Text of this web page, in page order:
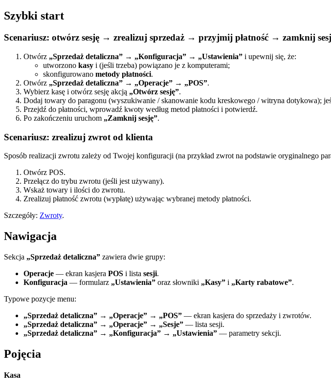
Szybki start
Scenariusz: otwórz sesję → zrealizuj sprzedaż → przyjmij płatność → zamknij
Otwórz „Sprzedaż detaliczna” → „Konfiguracja” → „Ustawienia” i upewnij się, że:
utworzono kasy i (jeśli trzeba) powiązano je z komputerami;
skonfigurowano metody płatności.
Otwórz „Sprzedaż detaliczna” → „Operacje” → „POS”.
Wybierz kasę i otwórz sesję akcją „Otwórz sesję”.
Dodaj towary do paragonu (wyszukiwanie / skanowanie kodu kreskowego / witryna dotykowa);
Przejdź do płatności, wprowadź kwoty według metod płatności i potwierdź.
Po zakończeniu uruchom „Zamknij sesję”.
Scenariusz: zrealizuj zwrot od klienta
Sposób realizacji zwrotu zależy od Twojej konfiguracji (na przykład zwrot na podstawie oryginalnego
Otwórz POS.
Przełącz do trybu zwrotu (jeśli jest używany).
Wskaż towary i ilości do zwrotu.
Zrealizuj płatność zwrotu (wypłatę) używając wybranej metody płatności.
Szczegóły: Zwroty.
Nawigacja
Sekcja „Sprzedaż detaliczna” zawiera dwie grupy:
Operacje — ekran kasjera POS i lista sesji.
Konfiguracja — formularz „Ustawienia” oraz słowniki „Kasy” i „Karty rabatowe”.
Typowe pozycje menu:
„Sprzedaż detaliczna” → „Operacje” → „POS” — ekran kasjera do sprzedaży i zwrotów.
„Sprzedaż detaliczna” → „Operacje” → „Sesje” — lista sesji.
„Sprzedaż detaliczna” → „Konfiguracja” → „Ustawienia” — parametry sekcji.
Pojęcia
Kasa